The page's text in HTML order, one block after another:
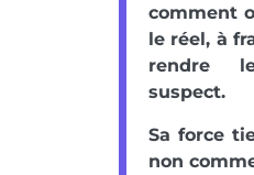
comment
le réel, à
rendre
suspect.
Sa force
non